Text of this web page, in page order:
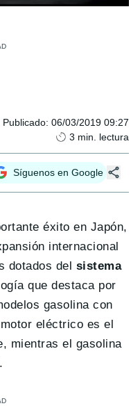
Publicado: 06/03/2019 09:27
3 min. lectura
Síguenos en Google
éxito en Japón,
internacional
dotados del sistema
que destaca por
gasolina con
eléctrico es el
mientras el gasolina